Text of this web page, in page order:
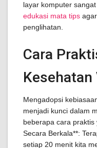
layar komputer
edukasi mata tips
penglihatan.
Cara
Kesehatan
Mengadopsi
menjadi kunci dalam
beberapa cara
Secara Berkala**:
setiap 20 menit kita